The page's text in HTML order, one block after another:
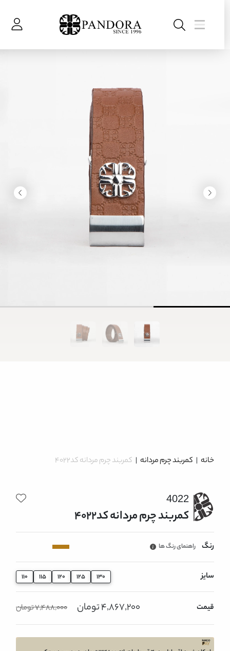
خانه | کمربند چرم مردانه| کمربند چرم مردانه کد4022
4022
کمربند چرم مردانه کد4022
رنگ راهنمای رنگ ها
سایز 115 120 125 130
قیمت 4,867,200 تومان 7,488,000 تومان